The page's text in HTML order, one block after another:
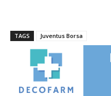
TAGS Juventus Borsa